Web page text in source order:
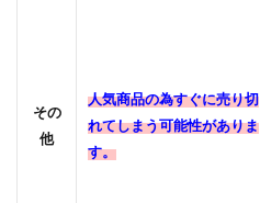
その
他
人気商品の為すぐに売り切
れてしまう可能性がありま
す。